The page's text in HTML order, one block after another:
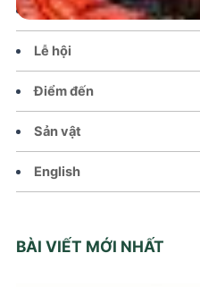
Văn hoá – Đời sống
Lễ hội
Điểm đến
Sản vật
English
BÀI VIẾT MỚI NHẤT